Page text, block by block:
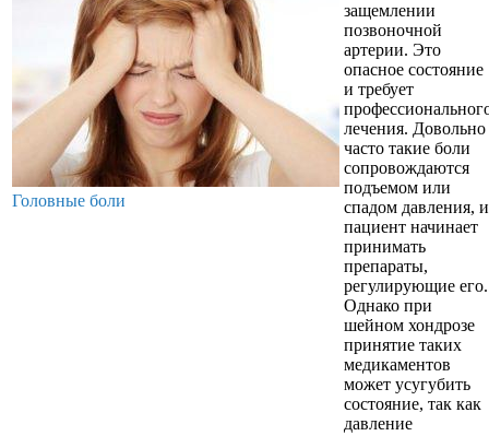
Головные боли
защемлении
позвоночной
артерии. Это
опасное состояние
и требует
лечения. Довольно
часто такие боли
сопровождаются
подъемом или
спадом давления, и
пациент начинает
принимать
препараты,
регулирующие его.
Однако при
шейном хондрозе
принятие таких
медикаментов
может усугубить
состояние, так как
давление